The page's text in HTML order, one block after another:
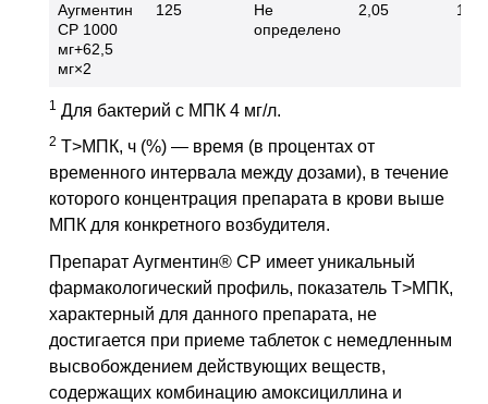
Аугментин
СР 1000
мг+62,5
мг×2
125
Не
определено
2,05 1,03
1 Для бактерий с МПК 4 мг/л.
2 Т>МПК, ч (%) — время (в процентах от
временного интервала между дозами), в течение
которого концентрация препарата в крови выше
МПК для конкретного возбудителя.
Препарат Аугментин® СР имеет уникальный
фармакологический профиль, показатель Т>МПК,
характерный для данного препарата, не
достигается при приеме таблеток с немедленным
высвобождением действующих веществ,
содержащих комбинацию амоксициллина и